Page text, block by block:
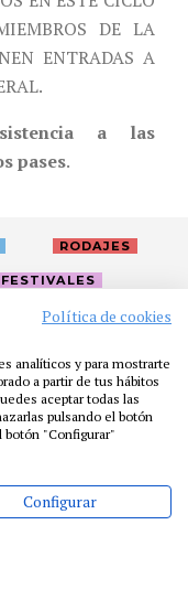
DE LA
ENTRADAS A
a las
pases.
RODAJES
FESTIVALES
AYUDAS
CONTACTO
Política de cookies
analíticos y para mostrarte
a partir de tus hábitos
aceptar todas las
pulsando el botón
botón "Configurar"
Configurar